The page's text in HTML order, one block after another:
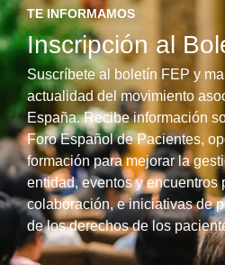
TE INFORMAMOS
Inscripción al
Suscríbete al boletín FEP y
actualidad del movimiento
España. Recibe información
Foro Español de Pacientes,
formación para mejorar la
entidad, eventos y encuentros
colaboración, e iniciativas de
de los derechos de los